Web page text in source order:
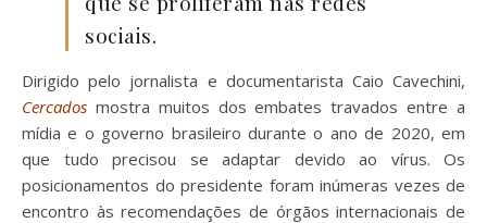
sociais.
Dirigido pelo jornalista e documentarista Caio Cavechini,
Cercados mostra muitos dos embates travados entre a
mídia e o governo brasileiro durante o ano de 2020, em
que tudo precisou se adaptar devido ao vírus. Os
posicionamentos do presidente foram inúmeras vezes de
encontro às recomendações de órgãos internacionais de